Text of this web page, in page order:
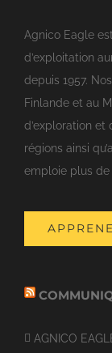
Agnico Eagle
d’exploitation
depuis 1957.
Finlande et au
d’exploration et
régions ainsi
emploie plus de
AGNICO